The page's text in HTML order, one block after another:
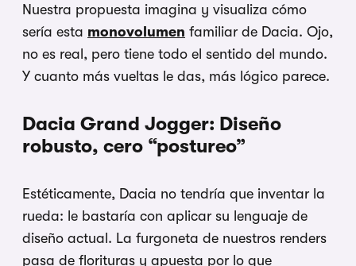
Nuestra propuesta imagina y visualiza cómo
sería esta monovolumen familiar de Dacia. Ojo,
no es real, pero tiene todo el sentido del mundo.
Y cuanto más vueltas le das, más lógico parece.
Dacia Grand Jogger: Diseño
robusto, cero “postureo”
Estéticamente, Dacia no tendría que inventar la
rueda: le bastaría con aplicar su lenguaje de
diseño actual. La furgoneta de nuestros renders
pasa de florituras y apuesta por lo que